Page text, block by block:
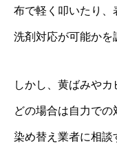
布で軽く叩いたり、
洗剤対応が可能かを
しかし、黄ばみや
どの場合は自力で
染め替え業者に相談